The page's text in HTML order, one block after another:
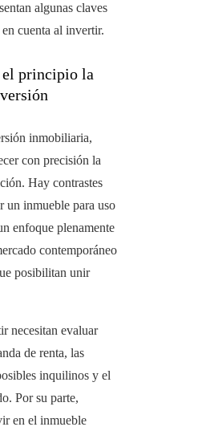
algunas claves
cuenta al invertir.
el principio la
inmobiliaria,
con precisión la
Hay contrastes
un inmueble para uso
enfoque plenamente
contemporáneo
posibilitan unir
necesitan evaluar
de renta, las
inquilinos y el
Por su parte,
en el inmueble